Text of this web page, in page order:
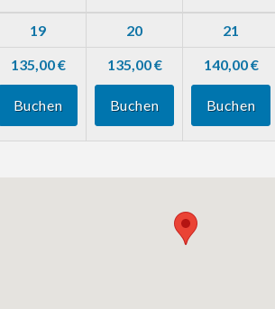
19 20 21
135,00 €
Buchen
135,00 €
Buchen
140,00 €
Buchen